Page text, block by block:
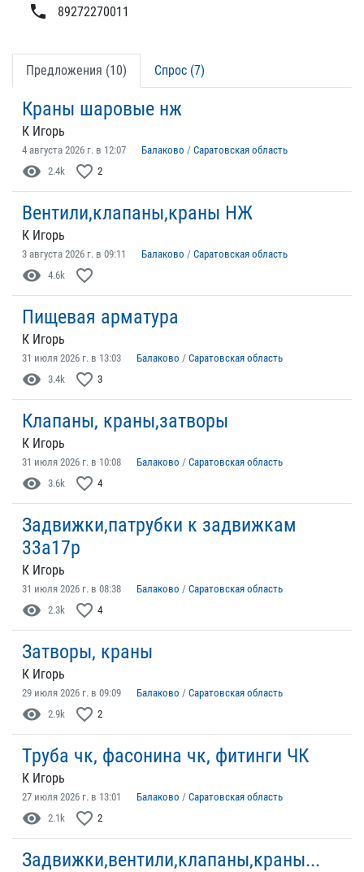
phone 89272270011
Предложения (10) Спрос (7)
Краны шаровые нж
К Игорь
4 августа 2026 г. в 12:07 Балаково / Саратовская область
visibility 2.4k favorite_border 2
Вентили,клапаны,краны НЖ
К Игорь
3 августа 2026 г. в 09:11 Балаково / Саратовская область
visibility 4.6k favorite_border
Пищевая арматура
К Игорь
31 июля 2026 г. в 13:03 Балаково / Саратовская область
visibility 3.4k favorite_border 3
Клапаны, краны,затворы
К Игорь
31 июля 2026 г. в 10:08 Балаково / Саратовская область
visibility 3.6k favorite_border 4
Задвижки,патрубки к задвижкам
33а17р
К Игорь
31 июля 2026 г. в 08:38 Балаково / Саратовская область
visibility 2.3k favorite_border 4
Затворы, краны
К Игорь
29 июля 2026 г. в 09:09 Балаково / Саратовская область
visibility 2.9k favorite_border 2
Труба чк, фасонина чк, фитинги ЧК
К Игорь
27 июля 2026 г. в 13:01 Балаково / Саратовская область
visibility 2.1k favorite_border 2
Задвижки,вентили,клапаны,краны...